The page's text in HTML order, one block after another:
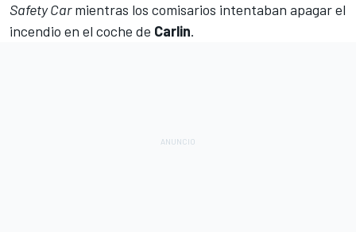
Safety Carmientras los comisarios intentaban apagar el
incendio en el coche de Carlin.